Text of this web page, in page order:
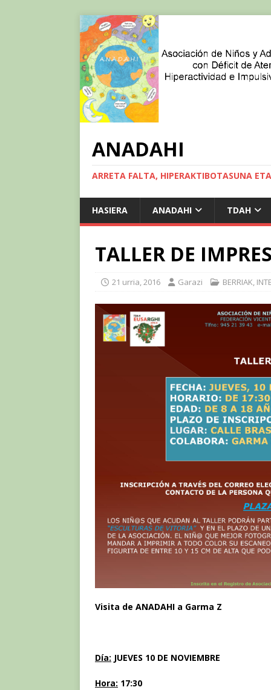
ANADAHI
ARRETA FALTA, HIPERAKTIBOTASUNA
HASIERA ANADAHI TDAH
TALLER DE
21 urria, 2016 Garazi BERRIAK,
Visita de ANADAHI a Garma Z
Día: JUEVES 10 DE NOVIEMBRE
Hora: 17:30